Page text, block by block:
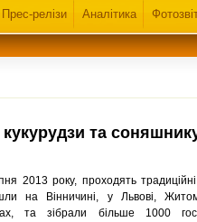
Прес-релізи Аналітика
та
2013 року, проходять
на Вінничині, у Львові,
та зібрали більше 1000